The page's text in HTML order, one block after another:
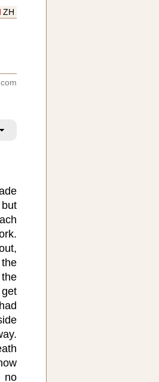
ZH
no